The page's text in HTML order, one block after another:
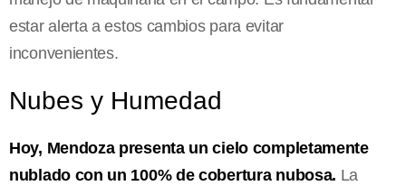
estar alerta a estos cambios para evitar
inconvenientes.
Nubes y Humedad
Hoy, Mendoza presenta un cielo completamente
nublado con un 100% de cobertura nubosa. La